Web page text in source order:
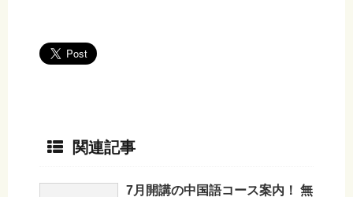
関連記事
7月開講の中国語コース案内！ 無